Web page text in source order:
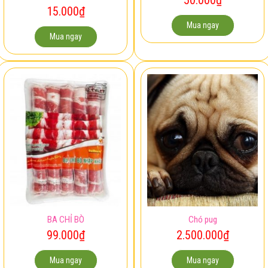
15.000₫
Mua ngay
Mua ngay
BA CHỈ BÒ
99.000₫
Mua ngay
Chó pug
2.500.000₫
Mua ngay